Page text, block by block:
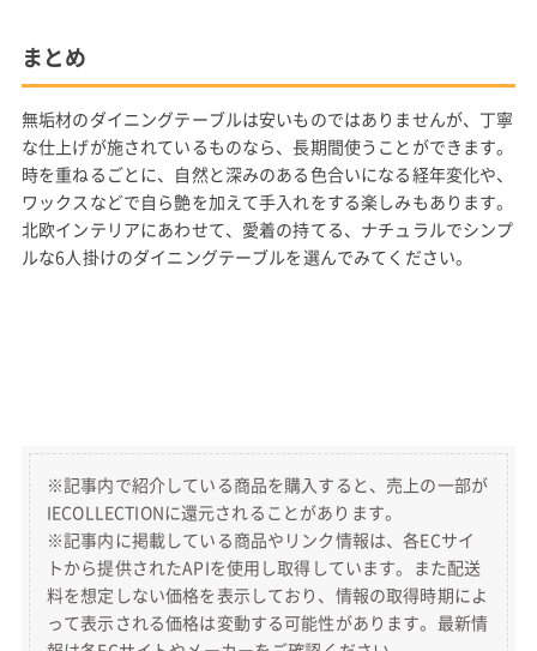
まとめ
無垢材のダイニングテーブルは安いものではありませんが、丁寧
な仕上げが施されているものなら、長期間使うことができます。
時を重ねるごとに、自然と深みのある色合いになる経年変化や、
ワックスなどで自ら艶を加えて手入れをする楽しみもあります。
北欧インテリアにあわせて、愛着の持てる、ナチュラルでシンプ
ルな6人掛けのダイニングテーブルを選んでみてください。
※記事内で紹介している商品を購入すると、売上の一部が
IECOLLECTIONに還元されることがあります。
※記事内に掲載している商品やリンク情報は、各ECサイ
トから提供されたAPIを使用し取得しています。また配送
料を想定しない価格を表示しており、情報の取得時期によ
って表示される価格は変動する可能性があります。最新情